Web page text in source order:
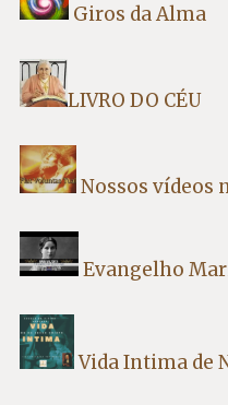
Giros da Alma
LIVRO DO CÉU
Nossos vídeos
Evangelho
Vida Intima de